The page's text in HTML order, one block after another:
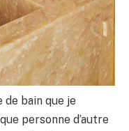
bain que je
personne d’autre